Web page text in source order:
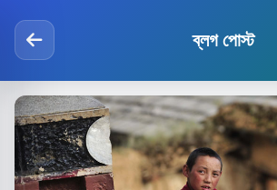
ব্লগ পোস্ট